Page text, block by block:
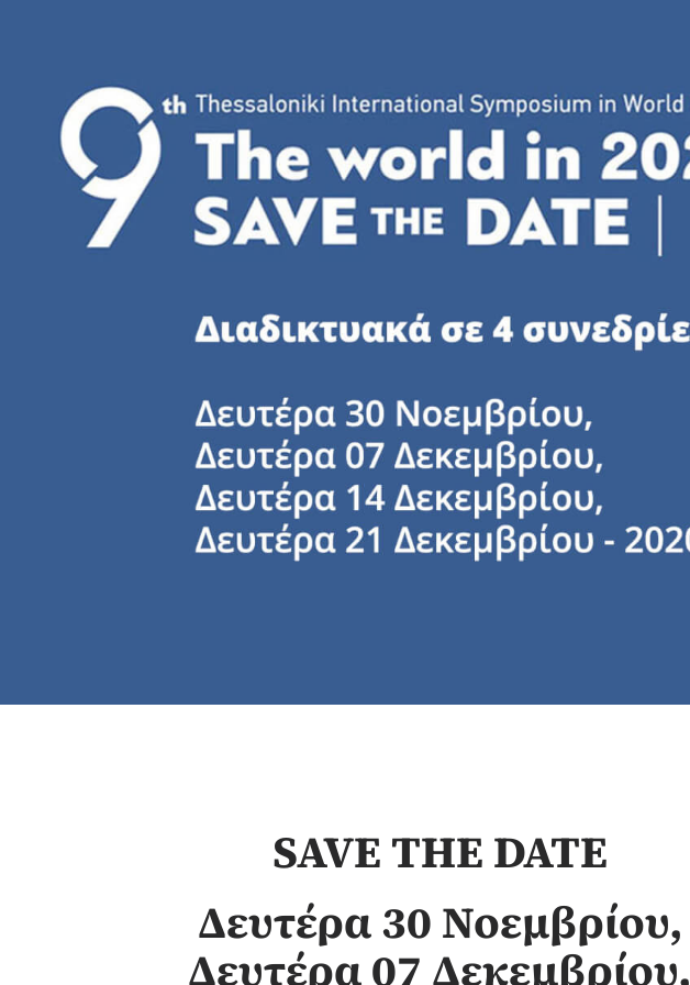
SAVE THE DATE
Δευτέρα 30 Νοεμβρίου,
Δευτέρα 07 Δεκεμβρίου,